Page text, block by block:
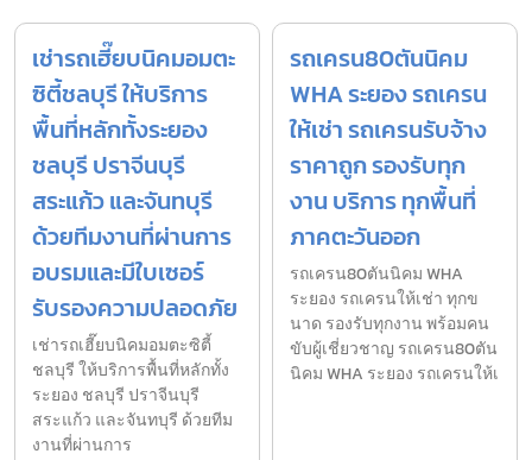
เช่ารถเฮี๊ยบนิคมอมตะ
ซิตี้ชลบุรี ให้บริการ
พื้นที่หลักทั้งระยอง
ชลบุรี ปราจีนบุรี
สระแก้ว และจันทบุรี
ด้วยทีมงานที่ผ่านการ
อบรมและมีใบเซอร์
รับรองความปลอดภัย
เช่ารถเฮี๊ยบนิคมอมตะซิตี้
ชลบุรี ให้บริการพื้นที่หลักทั้ง
ระยอง ชลบุรี ปราจีนบุรี
สระแก้ว และจันทบุรี ด้วยทีม
งานที่ผ่านการ
รถเครน80ตันนิคม
WHA ระยอง รถเครน
ให้เช่า รถเครนรับจ้าง
ราคาถูก รองรับทุก
งาน บริการ ทุกพื้นที่
ภาคตะวันออก
รถเครน80ตันนิคม WHA
ระยอง รถเครนให้เช่า ทุกข
นาด รองรับทุกงาน พร้อมคน
ขับผู้เชี่ยวชาญ รถเครน80ตัน
นิคม WHA ระยอง รถเครนให้เ